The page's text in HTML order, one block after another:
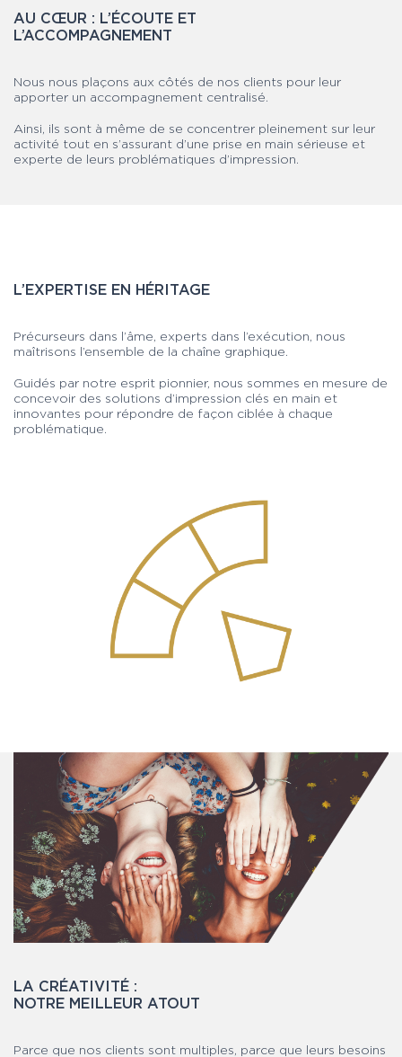
AU CŒUR : L’ÉCOUTE ET
L’ACCOMPAGNEMENT
Nous nous plaçons aux côtés de nos clients pour leur
apporter un accompagnement centralisé.
Ainsi, ils sont à même de se concentrer pleinement sur leur
activité tout en s’assurant d’une prise en main sérieuse et
experte de leurs problématiques d’impression.
L’EXPERTISE EN HÉRITAGE
Précurseurs dans l’âme, experts dans l’exécution, nous
maîtrisons l’ensemble de la chaîne graphique.
Guidés par notre esprit pionnier, nous sommes en mesure de
concevoir des solutions d’impression clés en main et
innovantes pour répondre de façon ciblée à chaque
problématique.
LA CRÉATIVITÉ :
NOTRE MEILLEUR ATOUT
Parce que nos clients sont multiples, parce que leurs besoins